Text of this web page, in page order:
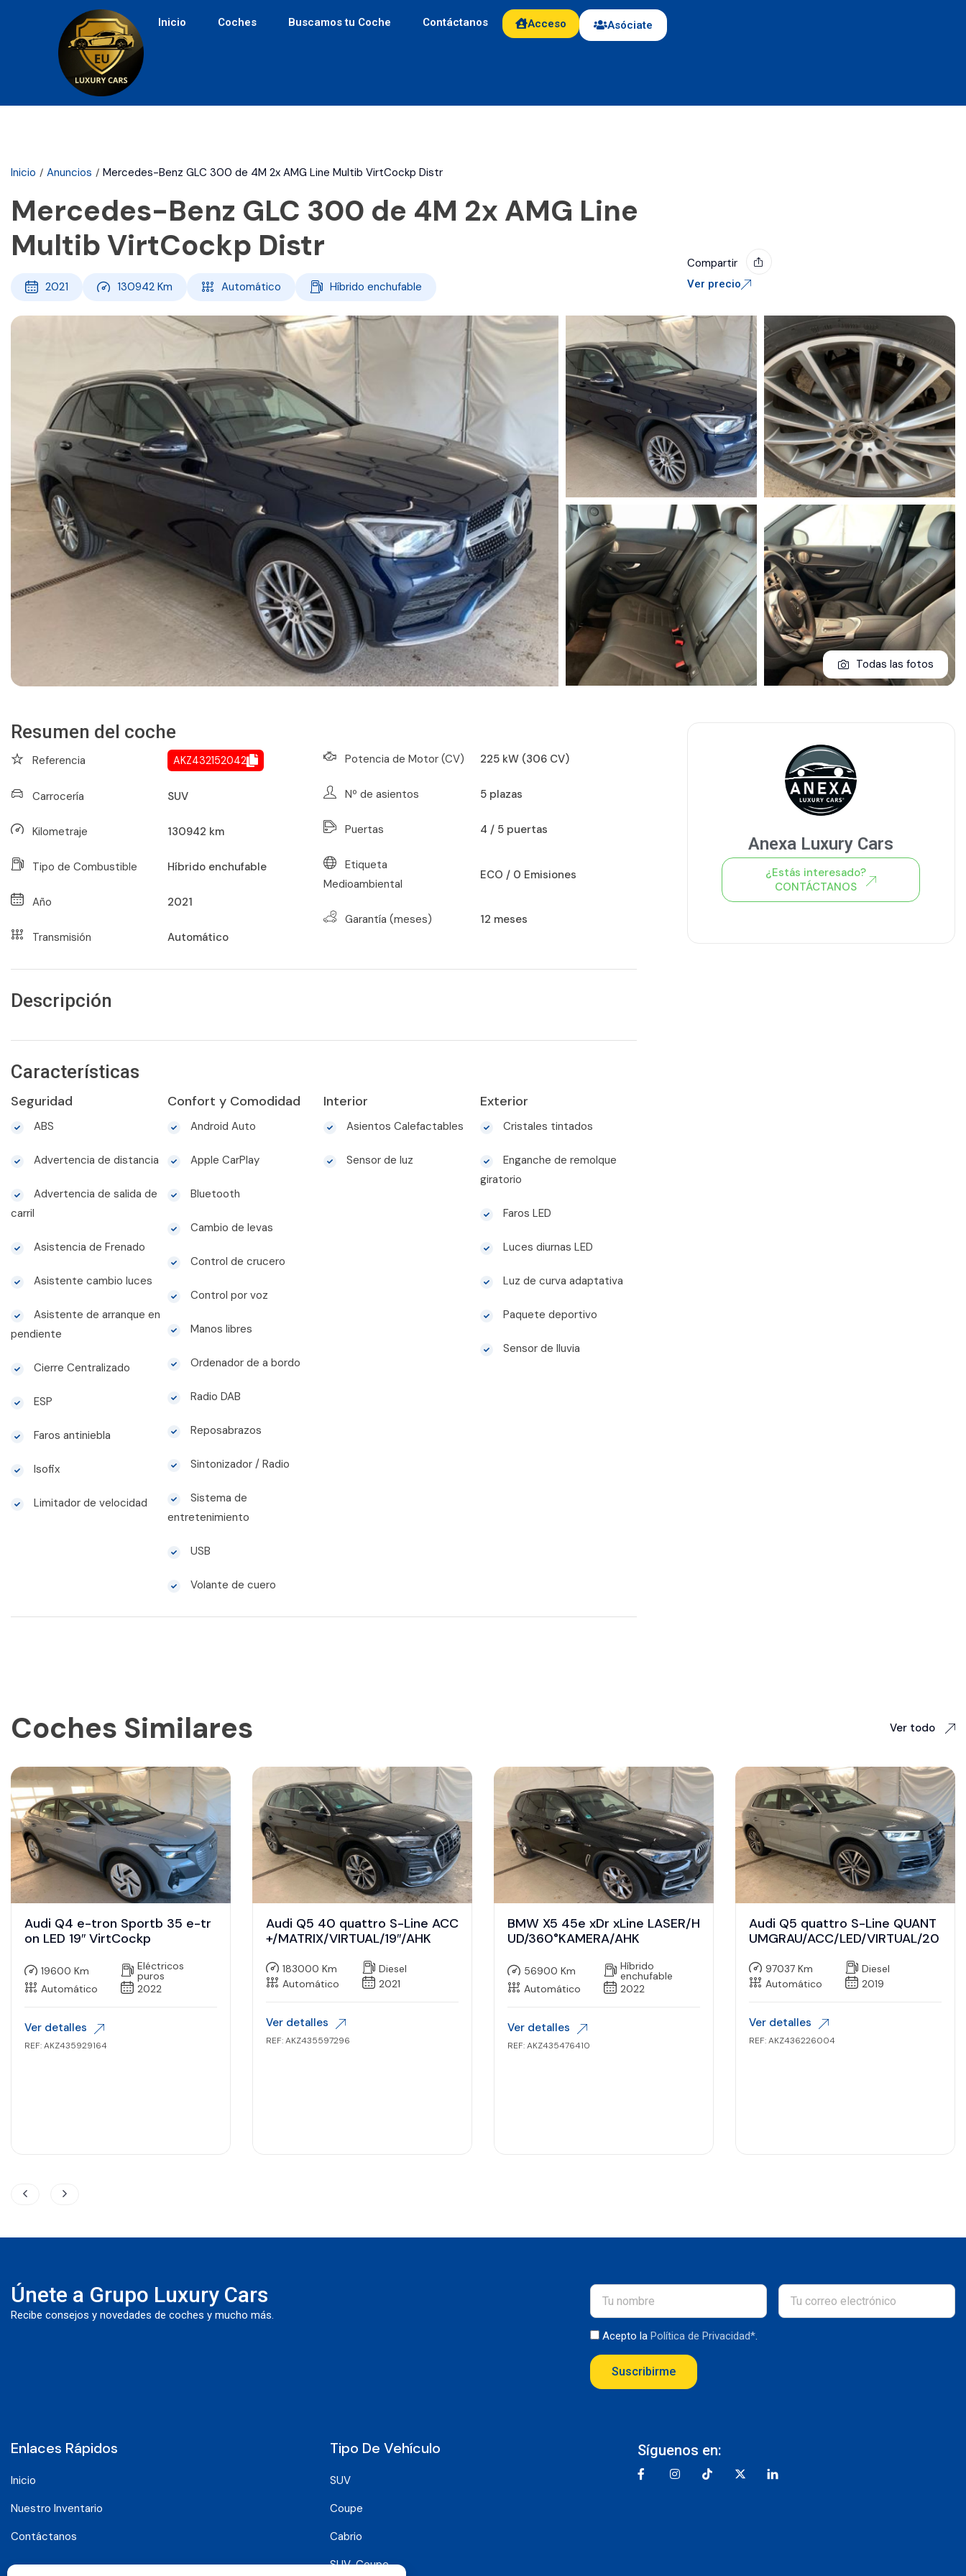
Inicio Coches Buscamos tu Coche Contáctanos Acceso Asóciate
Inicio Anuncios Mercedes-Benz GLC 300 de 4M 2x AMG Line Multib VirtCockp Distr
Mercedes-Benz GLC 300 de 4M 2x AMG Line
Multib VirtCockp Distr
2021 130942 Km Automático Híbrido enchufable
Compartir
Ver precio
Todas las fotos
Resumen del coche
Referencia AKZ432152042
Carrocería SUV
Kilometraje 130942 km
Tipo de Combustible Híbrido enchufable
Año 2021
Transmisión Automático
Potencia de Motor (CV) 225 kW (306 CV)
Nº de asientos 5 plazas
Puertas 4 / 5 puertas
Etiqueta
Medioambiental
ECO / 0 Emisiones
Garantía (meses) 12 meses
Descripción
Características
Seguridad
ABS
Advertencia de distancia
Advertencia de salida de
carril
Asistencia de Frenado
Asistente cambio luces
Asistente de arranque en
pendiente
Cierre Centralizado
ESP
Faros antiniebla
Isofix
Limitador de velocidad
Confort y Comodidad
Android Auto
Apple CarPlay
Bluetooth
Cambio de levas
Control de crucero
Control por voz
Manos libres
Ordenador de a bordo
Radio DAB
Reposabrazos
Sintonizador / Radio
Sistema de
entretenimiento
USB
Volante de cuero
Interior
Asientos Calefactables
Sensor de luz
Exterior
Cristales tintados
Enganche de remolque
giratorio
Faros LED
Luces diurnas LED
Luz de curva adaptativa
Paquete deportivo
Sensor de lluvia
Anexa Luxury Cars
¿Estás interesado?
CONTÁCTANOS
Coches Similares Ver todo
Audi Q4 e-tron Sportb 35 e-tr
on LED 19″ VirtCockp
19600 Km Eléctricos
puros
Automático
2022
Ver detalles
REF: AKZ435929164
Audi Q5 40 quattro S-Line ACC
+/MATRIX/VIRTUAL/19″/AHK
183000 Km
Diesel
Automático
2021
Ver detalles
REF: AKZ435597296
BMW X5 45e xDr xLine LASER/H
UD/360°KAMERA/AHK
56900 Km Híbrido
enchufable
Automático
2022
Ver detalles
REF: AKZ435476410
Audi Q5 quattro S-Line QUANT
UMGRAU/ACC/LED/VIRTUAL/20
97037 Km
Diesel
Automático
2019
Ver detalles
REF: AKZ436226004
Únete a Grupo Luxury Cars
Recibe consejos y novedades de coches y mucho más.
Acepto la Política de Privacidad*.
Suscribirme
Enlaces Rápidos
Inicio
Nuestro Inventario
Contáctanos
Tipo De Vehículo
SUV
Coupe
Cabrio
SUV-Coupe
Síguenos en: